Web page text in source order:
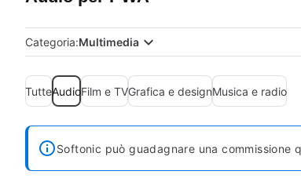
Categoria:Multimedia
TutteAudioFilm e TVGrafica e designMusica e radio
Softonic può guadagnare una commissione